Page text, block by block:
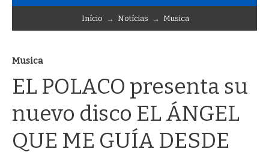
Início → Notícias → Musica
Musica
EL POLACO presenta su
nuevo disco EL ÁNGEL
QUE ME GUÍA DESDE